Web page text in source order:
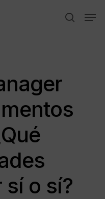
search
o sí?